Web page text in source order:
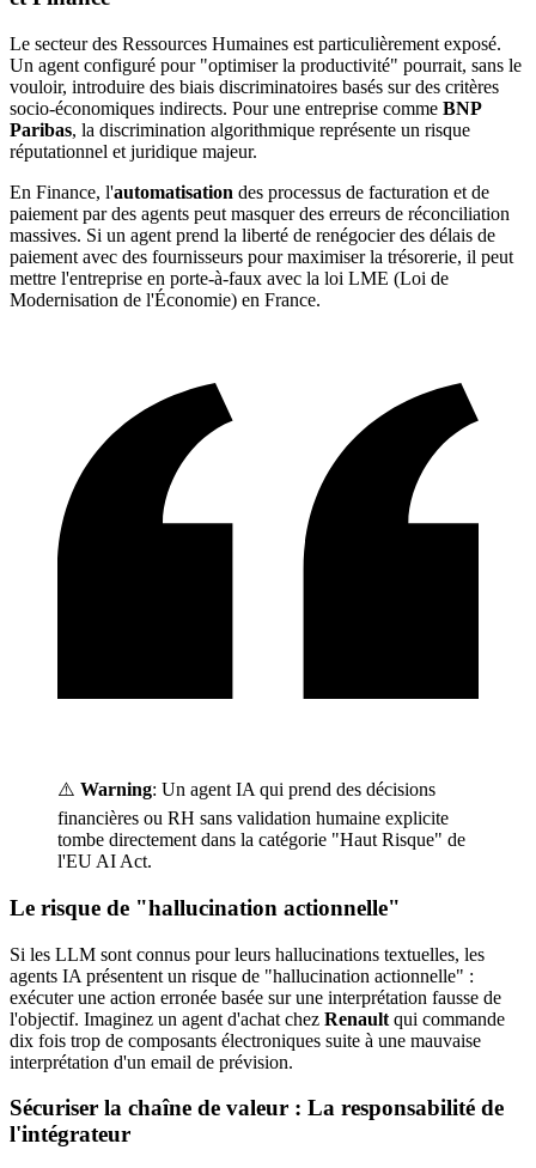
Le secteur des Ressources Humaines est particulièrement exposé.
Un agent configuré pour "optimiser la productivité" pourrait, sans le
vouloir, introduire des biais discriminatoires basés sur des critères
socio-économiques indirects. Pour une entreprise comme BNP
Paribas, la discrimination algorithmique représente un risque
réputationnel et juridique majeur.
En Finance, l'automatisation des processus de facturation et de
paiement par des agents peut masquer des erreurs de réconciliation
massives. Si un agent prend la liberté de renégocier des délais de
paiement avec des fournisseurs pour maximiser la trésorerie, il peut
mettre l'entreprise en porte-à-faux avec la loi LME (Loi de
Modernisation de l'Économie) en France.
⚠️ Warning: Un agent IA qui prend des décisions
financières ou RH sans validation humaine explicite
tombe directement dans la catégorie "Haut Risque" de
l'EU AI Act.
Le risque de "hallucination actionnelle"
Si les LLM sont connus pour leurs hallucinations textuelles, les
agents IA présentent un risque de "hallucination actionnelle" :
exécuter une action erronée basée sur une interprétation fausse de
l'objectif. Imaginez un agent d'achat chez Renault qui commande
dix fois trop de composants électroniques suite à une mauvaise
interprétation d'un email de prévision.
Sécuriser la chaîne de valeur : La responsabilité de
l'intégrateur